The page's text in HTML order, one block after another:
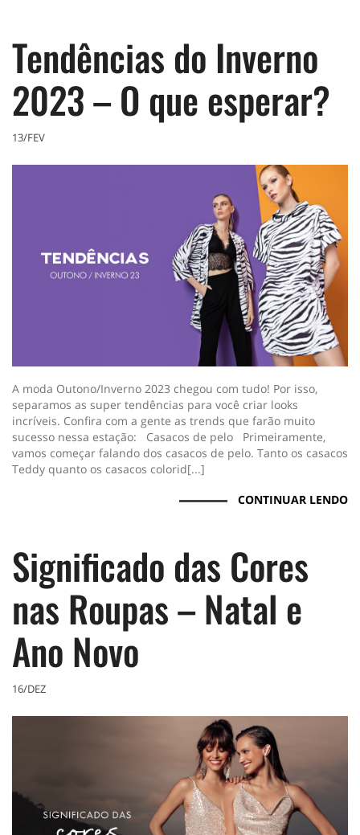
Tendências do Inverno
2023 – O que esperar?
13/FEV
A moda Outono/Inverno 2023 chegou com tudo! Por isso,
separamos as super tendências para você criar looks
incríveis. Confira com a gente as trends que farão muito
sucesso nessa estação: Casacos de pelo Primeiramente,
vamos começar falando dos casacos de pelo. Tanto os casacos
Teddy quanto os casacos colorid[...]
CONTINUAR LENDO
Significado das Cores
nas Roupas – Natal e
Ano Novo
16/DEZ